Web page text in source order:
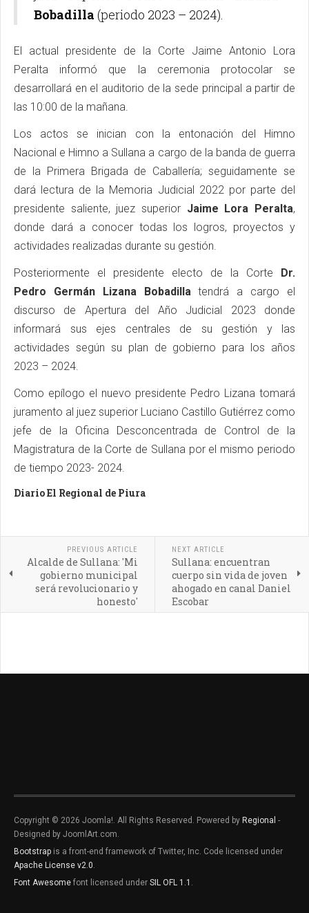
Bobadilla (periodo 2023 – 2024).
El actual presidente de la Corte Jaime Antonio Lora
Peralta informó que la ceremonia protocolar se
desarrollará en el auditorio de la sede principal a partir de
las 10:00 de la mañana.
Los actos se inician con la entonación del Himno
Nacional e Himno a Sullana a cargo de la banda de guerra
de la Primera Brigada de Caballería; seguidamente se
dará lectura de la Memoria Judicial 2022 por parte del
presidente saliente, juez superior Jaime Lora Peralta,
donde dará a conocer todas los logros, proyectos y
actividades realizadas durante su gestión.
Posteriormente el presidente electo de la Corte Dr.
Pedro Germán Lizana Bobadillatendrá a cargo el
discurso de Apertura del Año Judicial 2023 donde
informará sus ejes centrales de su gestión y las
actividades según su plan de gobierno para los años
2023 – 2024.
Como epílogo el nuevo presidente Pedro Lizana tomará
juramento al juez superior Luciano Castillo Gutiérrez como
jefe de la Oficina Desconcentrada de Control de la
Magistratura de la Corte de Sullana por el mismo periodo
de tiempo 2023- 2024.
Diario El Regional de Piura
PREVIOUS ARTICLE
Alcalde de Sullana: 'Mi
gobierno municipal
será revolucionario y
honesto'
NEXT ARTICLE
Sullana: encuentran
cuerpo sin vida de joven
ahogado en canal Daniel
Escobar
Copyright © 2026 Joomla!. All Rights Reserved. Powered by Regional -
Designed by JoomlArt.com.
Bootstrap is a front-end framework of Twitter, Inc. Code licensed under
Apache License v2.0.
Font Awesome font licensed under SIL OFL 1.1 .